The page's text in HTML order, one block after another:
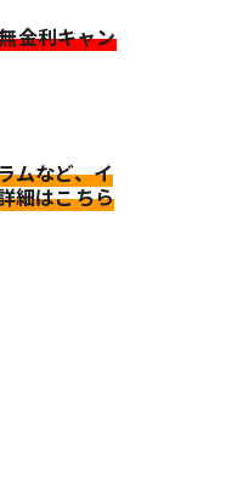
金利キャン
ムなど、イ
細はこちら